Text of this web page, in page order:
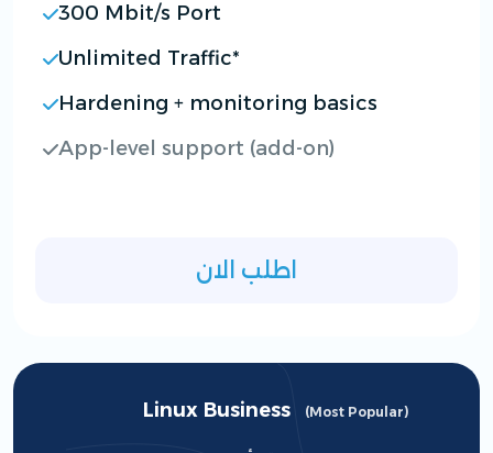
300 Mbit/s Port
Unlimited Traffic*
Hardening + monitoring basics
App-level support (add-on)
اطلب الان
Linux Business (Most Popular)